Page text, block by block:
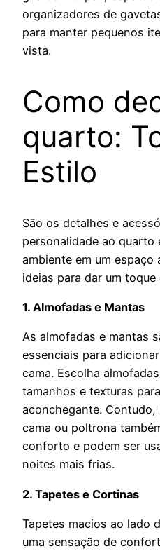
organizadores de
para manter pequenos
vista.
Como
quarto:
Estilo
São os detalhes e
personalidade ao quarto
ambiente em um espaço
ideias para dar um
1. Almofadas e Mantas
As almofadas e mantas
essenciais para
cama. Escolha
tamanhos e texturas
aconchegante.
cama ou poltrona
conforto e podem ser
noites mais frias.
2. Tapetes e Cortinas
Tapetes macios ao lado
uma sensação de